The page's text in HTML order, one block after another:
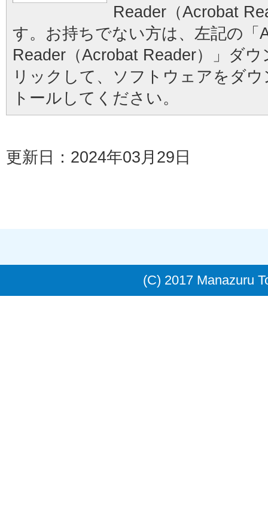
Reader（Acrobat
す。お持ちでない方は、左記の「
Reader（Acrobat Reader）」ダ
リックして、ソフトウェアをダ
トールしてください。
更新日：2024年03月29日
(C) 2017 Manazuru